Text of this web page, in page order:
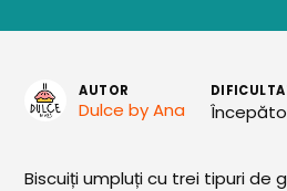
Toate Reţetele
Aperitive
AUTOR
Dulce by Ana
Biscuiți umpluți cu trei tipuri de